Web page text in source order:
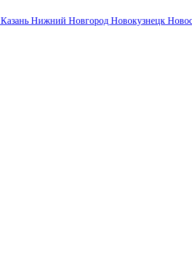
Казань Нижний Новгород Новокузнецк